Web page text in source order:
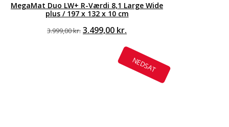
MegaMat Duo LW+ R-Værdi 8,1 Large Wide
plus / 197 x 132 x 10 cm
3.999,00kr. Den
3.999,00 kr..
3.499,00 kr.
pris
er:
3.499,00 kr..
NEDSAT